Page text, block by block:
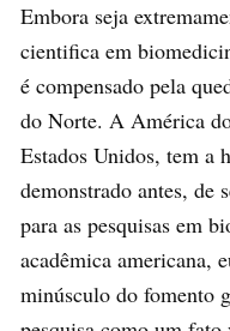
Embora seja
cientifica em
é compensado pela
do Norte. A América
Estados Unidos, tem a
demonstrado antes,
para as pesquisas em
acadêmica americana,
minúsculo do fomento